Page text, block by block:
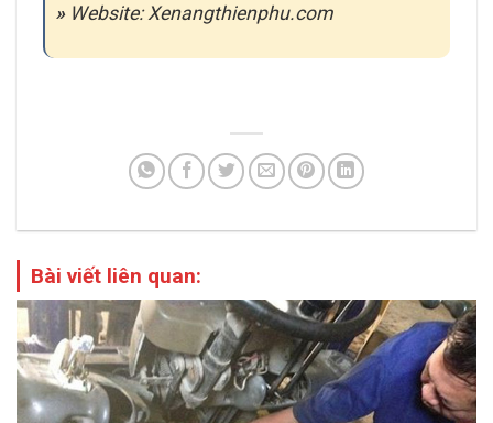
»Website: Xenangthienphu.com
Bài viết liên quan: